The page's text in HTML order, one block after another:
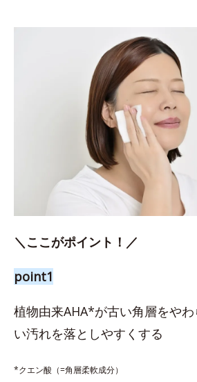
＼ここがポイント！／
point1
植物由来AHA*が古い角層をや
い汚れを落としやすくする
*クエン酸（=角層柔軟成分）